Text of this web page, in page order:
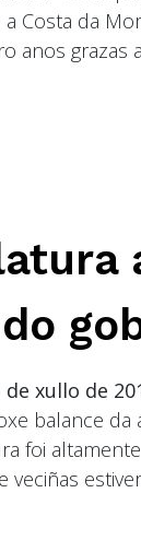
Costa da
anos
xullo de
balance
foi
veciñas